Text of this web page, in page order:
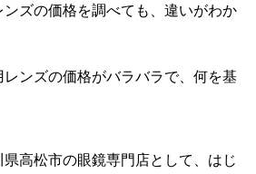
ンズの価格を調べても、違いがわか
レンズの価格がバラバラで、何を基
高松市の眼鏡専門店として、はじ